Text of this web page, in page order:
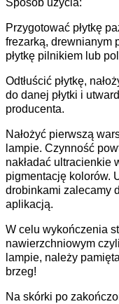
Sposób użycia:
Przygotować płytkę
frezarką, drewnianym
płytkę pilnikiem lub
Odtłuścić płytkę,
do danej płytki i
producenta.
Nałożyć pierwszą
lampie. Czynność
nakładać ultracienkie
pigmentację kolorów.
drobinkami zalecamy
aplikacją.
W celu wykończenia
nawierzchniowym
lampie, należy
brzeg!
Na skórki po